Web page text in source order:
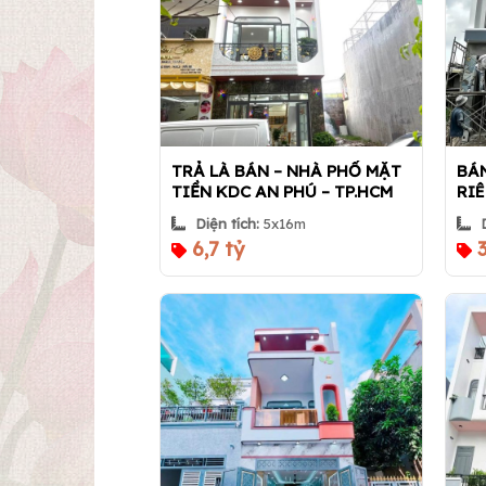
TRẢ LÀ BÁN – NHÀ PHỐ MẶT
TIỀN KDC AN PHÚ – TP.HCM
Nhà 360
Diện tích: 5x16m
6,7 tỷ